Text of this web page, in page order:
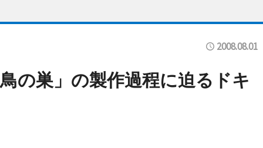
2008.08.01
の巣」の製作過程に迫るドキ